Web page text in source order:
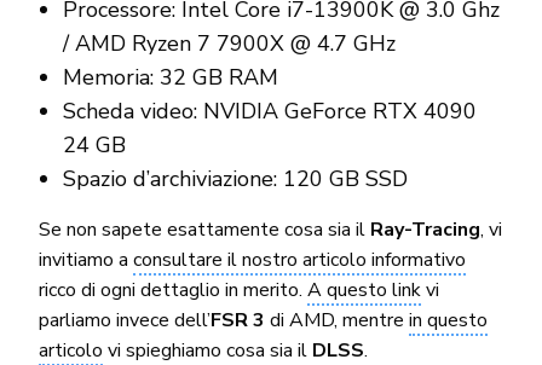
Processore: Intel Core i7-13900K @ 3.0 Ghz
/ AMD Ryzen 7 7900X @ 4.7 GHz
Memoria: 32 GB RAM
Scheda video: NVIDIA GeForce RTX 4090
24 GB
Spazio d’archiviazione: 120 GB SSD
Se non sapete esattamente cosa sia il Ray-Tracing, vi
invitiamo a consultare il nostro articolo informativo
ricco di ogni dettaglio in merito.A questo linkvi
parliamo invece dell’FSR 3 di AMD, mentrein questo
articolo vi spieghiamo cosa sia il DLSS.